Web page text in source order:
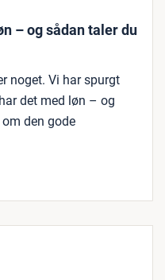
– og sådan taler du
noget. Vi har spurgt
det med løn – og
den gode